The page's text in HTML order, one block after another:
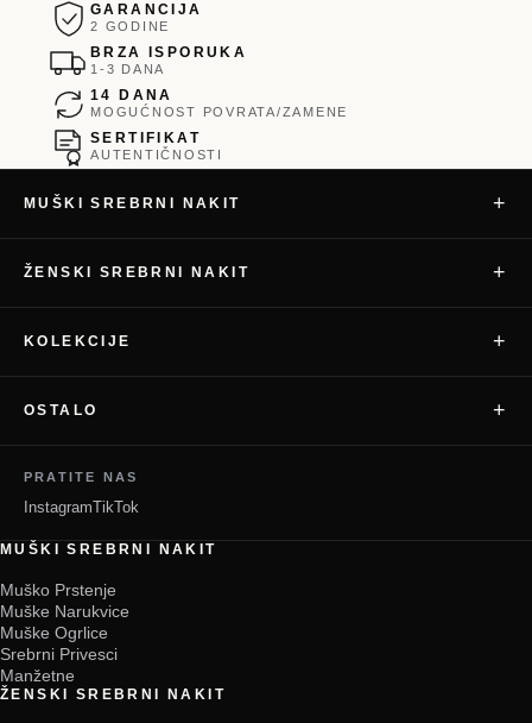
GARANCIJA
2 GODINE
BRZA ISPORUKA
1-3 DANA
14 DANA
MOGUĆNOST POVRATA/ZAMENE
SERTIFIKAT
AUTENTIČNOSTI
MUŠKI SREBRNI NAKIT +
ŽENSKI SREBRNI NAKIT +
KOLEKCIJE +
OSTALO +
PRATITE NAS
InstagramTikTok
MUŠKI SREBRNI NAKIT
Muško Prstenje
Muške Narukvice
Muške Ogrlice
Srebrni Privesci
Manžetne
ŽENSKI SREBRNI NAKIT